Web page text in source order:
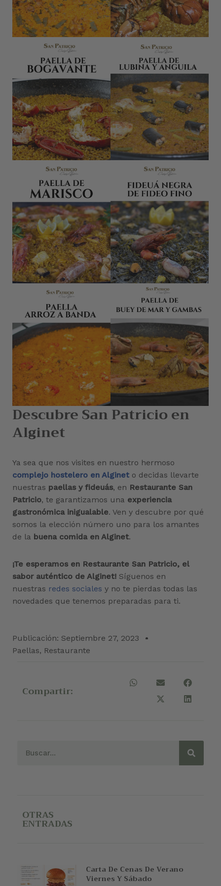
Descubre San Patricio en
Alginet
Ya sea que nos visites en nuestro hermoso
complejo hostelero en Alginet o decidas llevarte
nuestras paellas y fideuás, en Restaurante San
Patricio, te garantizamos una experiencia
gastronómica inigualable. Ven y descubre por qué
somos la elección número uno para los amantes
de la buena comida en Alginet.
¡Te esperamos en Restaurante San Patricio, el
sabor auténtico de Alginet! Síguenos en
nuestras redes sociales y no te pierdas todas las
novedades que tenemos preparadas para ti.
Publicación: Septiembre 27, 2023
Paellas, Restaurante
Compartir:
OTRAS
ENTRADAS
Carta De Cenas De Verano
Viernes Y Sábado